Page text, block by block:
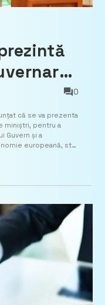
0
că se va prezenta
miniștri, pentru a
Guvern și a
europeană, stat
prin sp...